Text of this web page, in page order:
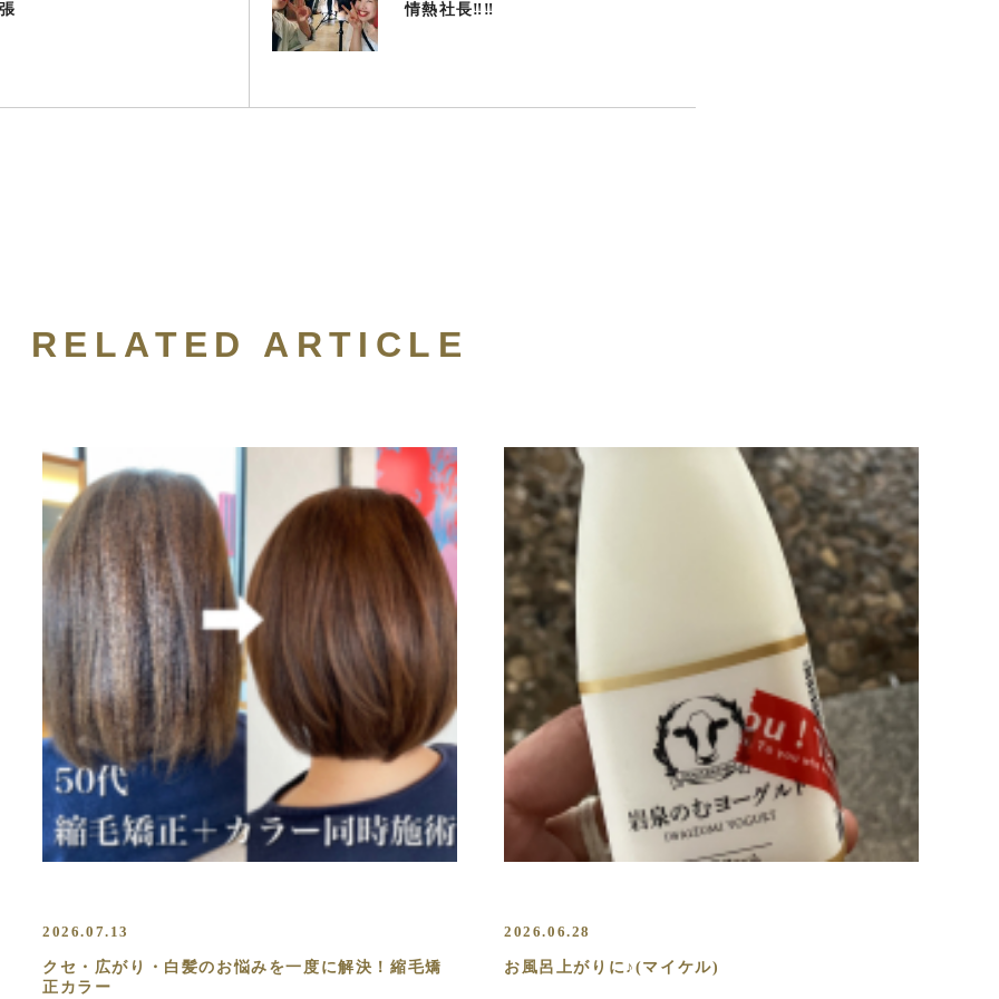
情熱社長‼︎‼︎
RELATED ARTICLE
2026.07.13
クセ・広がり・白髪のお悩みを一度に解決！縮毛矯
正カラー
2026.06.28
お風呂上がりに♪(マイケル)